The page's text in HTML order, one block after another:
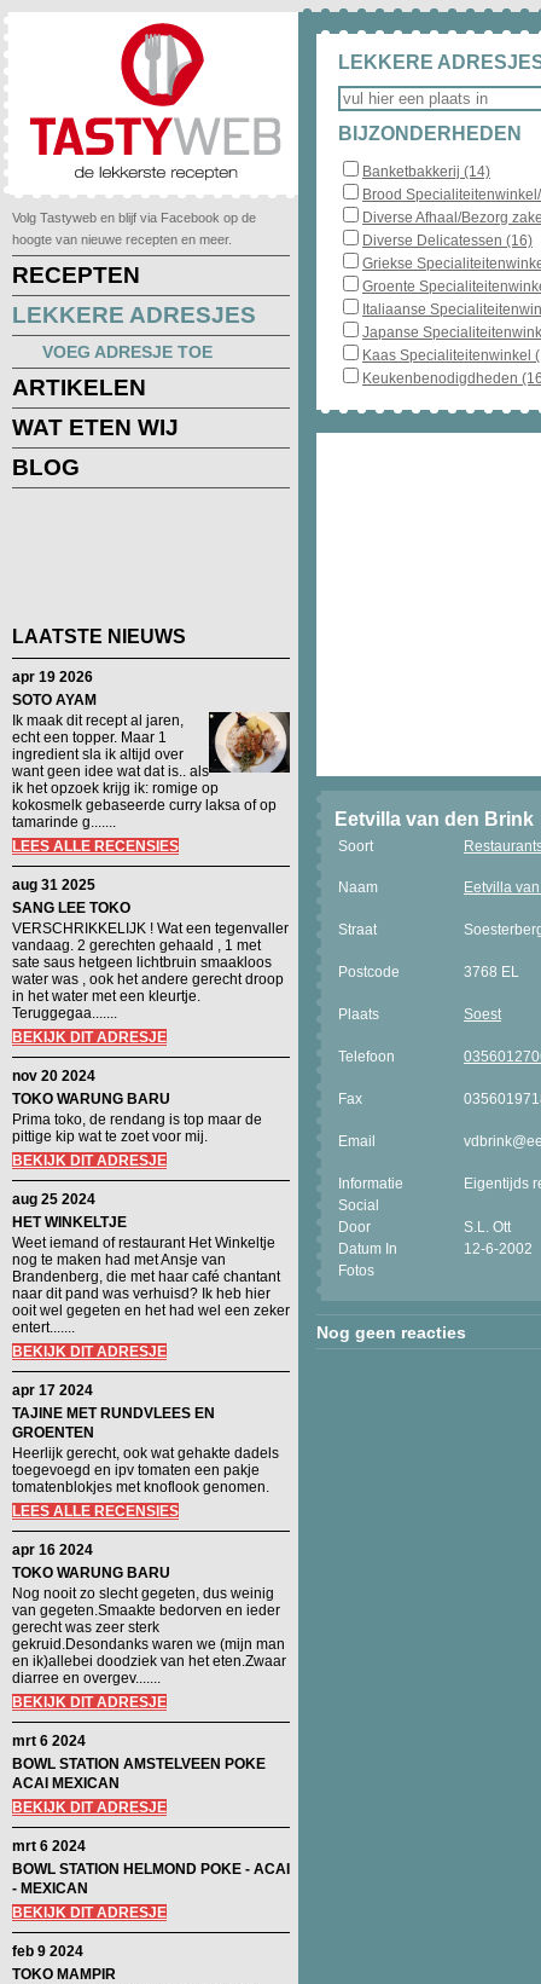
Volg Tastyweb en blijf via Facebook op de
hoogte van nieuwe recepten en meer.
RECEPTEN
LEKKERE ADRESJES
VOEG ADRESJE TOE
ARTIKELEN
WAT ETEN WIJ
BLOG
LAATSTE NIEUWS
apr 19 2026
SOTO AYAM
Ik maak dit recept al jaren,
echt een topper. Maar 1
ingredient sla ik altijd over
want geen idee wat dat is.. als
ik het opzoek krijg ik: romige op
kokosmelk gebaseerde curry laksa of op
tamarinde g.......
LEES ALLE RECENSIES
aug 31 2025
SANG LEE TOKO
VERSCHRIKKELIJK ! Wat een tegenvaller
vandaag. 2 gerechten gehaald , 1 met
sate saus hetgeen lichtbruin smaakloos
water was , ook het andere gerecht droop
in het water met een kleurtje.
Teruggegaa.......
BEKIJK DIT ADRESJE
nov 20 2024
TOKO WARUNG BARU
Prima toko, de rendang is top maar de
pittige kip wat te zoet voor mij.
BEKIJK DIT ADRESJE
aug 25 2024
HET WINKELTJE
Weet iemand of restaurant Het Winkeltje
nog te maken had met Ansje van
Brandenberg, die met haar café chantant
naar dit pand was verhuisd? Ik heb hier
ooit wel gegeten en het had wel een zeker
entert.......
BEKIJK DIT ADRESJE
apr 17 2024
TAJINE MET RUNDVLEES EN
GROENTEN
Heerlijk gerecht, ook wat gehakte dadels
toegevoegd en ipv tomaten een pakje
tomatenblokjes met knoflook genomen.
LEES ALLE RECENSIES
apr 16 2024
TOKO WARUNG BARU
Nog nooit zo slecht gegeten, dus weinig
van gegeten.Smaakte bedorven en ieder
gerecht was zeer sterk
gekruid.Desondanks waren we (mijn man
en ik)allebei doodziek van het eten.Zwaar
diarree en overgev.......
BEKIJK DIT ADRESJE
mrt 6 2024
BOWL STATION AMSTELVEEN POKE
ACAI MEXICAN
BEKIJK DIT ADRESJE
mrt 6 2024
BOWL STATION HELMOND POKE - ACAI
- MEXICAN
BEKIJK DIT ADRESJE
feb 9 2024
TOKO MAMPIR
LEKKERE
BIJZONDERHEDEN
Banketbakkerij (14)
Brood
Diverse Afhaal/Bezorg
Diverse Delicatessen (16)
Griekse
Groente
Italiaanse
Japanse
Kaas Specialiteitenwinkel
Keukenbenodigdheden
Eetvilla van den Brink
Soort
Naam Eetvilla
Straat
Postcode 3768 EL
Plaats Soest
Telefoon
Fax
Email
Informatie
Eigentijds
Social
Door
S.L. Ott
Datum In
12-6-2002
Fotos
Nog geen reacties